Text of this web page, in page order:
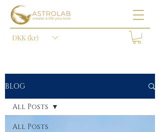
DKK (kr)
BLOG
All Posts
All Posts